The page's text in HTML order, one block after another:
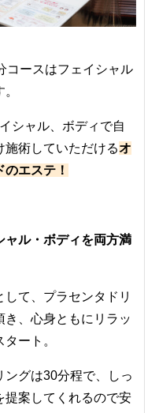
コースはフェイシャル
シャル、ボディで自
術していただけるオ
エステ！
ャル・ボディを両方満
て、プラセンタドリ
き、心身ともにリラッ
ート。
グは30分程で、しっ
提案してくれるので安